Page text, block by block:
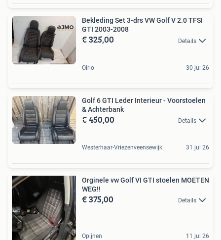
Bekleding Set 3-drs VW Golf V 2.0 TFSI
GTI 2003-2008
€ 325,00 Details
Oirlo 30 jul 26
Golf 6 GTI Leder Interieur - Voorstoelen
& Achterbank
€ 450,00 Details
Westerhaar-Vriezenveensewijk 31 jul 26
Orginele vw Golf VI GTI stoelen MOETEN
WEG!!
€ 375,00 Details
Opijnen 11 jul 26